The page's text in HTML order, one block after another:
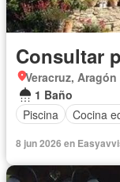
Consultar
Veracruz, Aragón
1 Baño
Piscina
Cocina
8 jun 2026 en